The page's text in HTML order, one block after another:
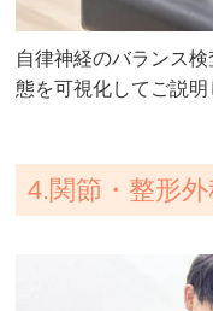
自律神経のバランス
態を可視化してご説明
4.関節・整形